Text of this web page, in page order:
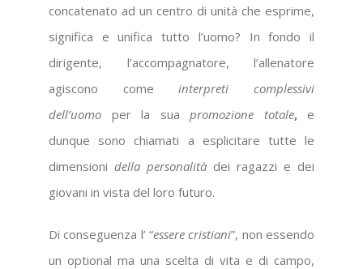
concatenato ad un centro di unità che esprime,
significa e unifica tutto l’uomo? In fondo il
dirigente, l’accompagnatore, l’allenatore
agiscono comeinterpreti complessivi
dell’uomo per la sua promozione totale, e
dunque sono chiamati a esplicitare tutte le
dimensioni della personalità dei ragazzi e dei
giovani in vista del loro futuro.
Di conseguenza l’ “essere cristiani”, non essendo
un optional ma una scelta di vita e di campo,